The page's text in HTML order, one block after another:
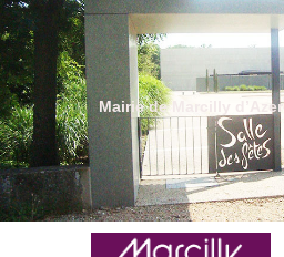
Mairie de Marcilly